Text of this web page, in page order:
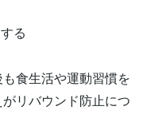
る
食生活や運動習慣を
リバウンド防止につ